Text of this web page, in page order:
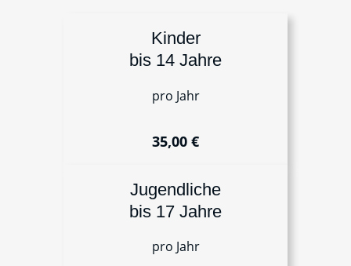
Kinder
bis 14 Jahre
pro Jahr
35,00 €
Jugendliche
bis 17 Jahre
pro Jahr